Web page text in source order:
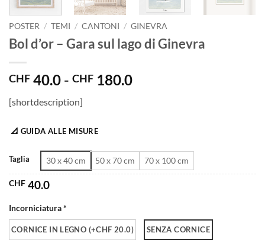
POSTER / TEMI / CANTONI / GINEVRA
Bol d’or – Gara sul lago di Ginevra
CHF 40.0 - CHF 180.0Fascia
a
CHF 180.0
[shortdescription]
📐 GUIDA ALLE MISURE
Taglia 30 x 40 cm 50 x 70 cm 70 x 100 cm
CHF 40.0
Incorniciatura *
CORNICE IN LEGNO (+CHF 20.0) SENZA CORNICE